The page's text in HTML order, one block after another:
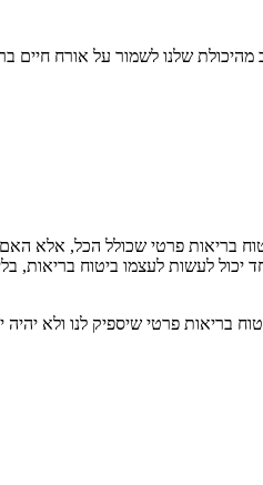
שלנו לשמור על אורח חיים
בריאות פרטי שכולל הכל, אלא
יכול לעשות לעצמו ביטוח בריאות,